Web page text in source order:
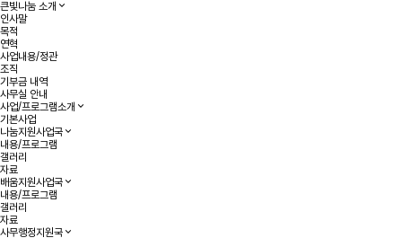
큰빛나눔 소개
인사말
목적
연혁
사업내용/정관
조직
기부금 내역
사무실 안내
사업/프로그램소개
기본사업
나눔지원사업국
내용/프로그램
갤러리
자료
배움지원사업국
내용/프로그램
갤러리
자료
사무행정지원국